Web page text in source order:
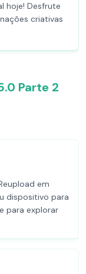
hoje! Desfrute
criativas
Parte 2
em
dispositivo para
para explorar